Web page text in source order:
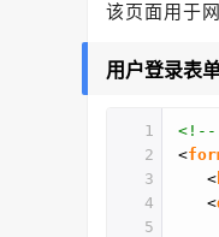
该页面用于
用户登录表
1
2
3
4
5
<!--
<
<
<